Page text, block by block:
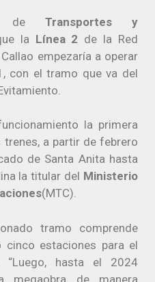
de Transportes y
la Línea 2 de la Red
empezaría a operar
con el tramo que va del
la primera
a partir de febrero
de Santa Anita hasta
la titular del Ministerio
(MTC).
tramo comprende
estaciones para el
hasta el 2024
megaobra de manera